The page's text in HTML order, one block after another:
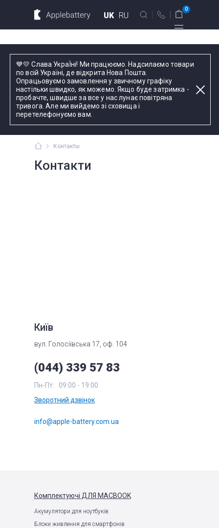
💙💛 Слава УкраЇні! Ми працюємо. Надсилаємо товари
по всій Україні, де відкрита Нова Пошта.
Опрацьовуємо замовлення у звичному графіку
настільки швидко, як можемо. Якщо буде затримка -
пробачте, швидше за все у нас лунає повітряна
тривога. Але ми вийдемо зі сховища і
перетелефонуємо вам.
UK RU
вул. Голосіївська 17, оф. 104
+38 044 339 57 83
Зворотний дзвінок
Пн-Пт:
телефоном
0
Для планшетов
Введіть назву пристрою, модель або серію
Контакты
Контакти
Київ
вул. Голосіївська 17, оф. 104
(044) 339 57 83
Пн-Пт:
09:00 - 19:00
Зворотний дзвінок
info@apple-battery.com.ua
Комплектуючі ДЛЯ MACBOOK
Акумулятори для ноутбуків
Блоки живлення для смартфонів